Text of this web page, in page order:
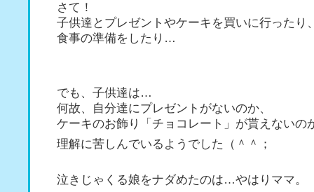
さて！
子供達とプレゼントやケーキを買いに行ったり
食事の準備をしたり…
でも、子供達は…
何故、自分達にプレゼントがないのか、
ケーキのお飾り「チョコレート」が貰えない
理解に苦しんでいるようでした（＾＾；
泣きじゃくる娘をナダめたのは…やはりママ。